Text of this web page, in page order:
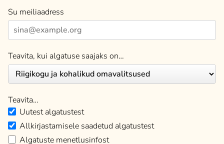
Su meiliaadress
Teavita, kui algatuse saajaks on…
Teavita…
Uutest algatustest
Allkirjastamisele saadetud algatustest
Algatuste menetlusinfost